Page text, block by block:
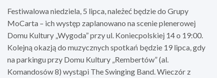
Festiwalowa niedziela, 5 lipca, należeć będzie do Grupy
MoCarta – ich występ zaplanowano na scenie plenerowej
Domu Kultury „Wygoda” przy ul. Koniecpolskiej 14 o 19:00.
Kolejną okazją do muzycznych spotkań będzie 19 lipca, gdy
na parkingu przy Domu Kultury „Rembertów” (al.
Komandosów 8) wystąpi The Swinging Band. Wieczór z